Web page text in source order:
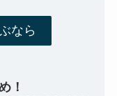
なら
！